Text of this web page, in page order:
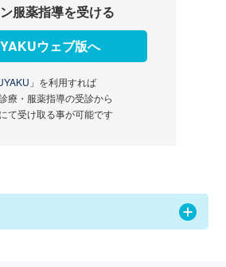
服薬指導を受ける
ウェブ版へ
」 を利用すれば
療・服薬指導の受診から
て受け取る事が可能です